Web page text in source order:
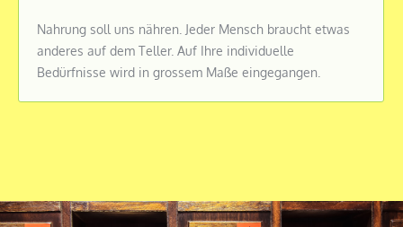
Nahrung soll uns nähren. Jeder Mensch braucht etwas
anderes auf dem Teller. Auf Ihre individuelle
Bedürfnisse wird in grossem Maße eingegangen.